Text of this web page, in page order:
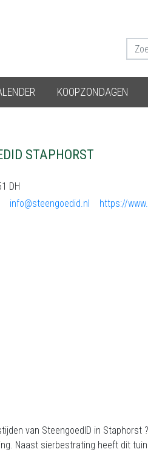
KOOPZONDAGEN
STAPHORST
DH
info@steengoedid.nl https://
van SteengoedID in
Naast sierbestrating heeft dit